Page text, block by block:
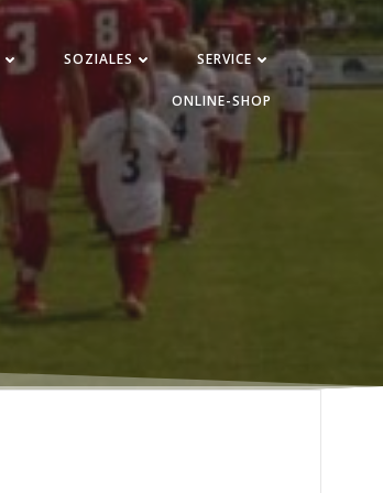
SOZIALES SERVICE
ONLINE-SHOP